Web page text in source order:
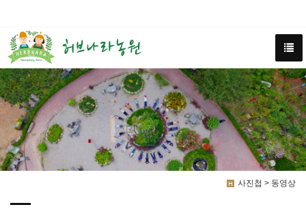
사진첩 > 동영상